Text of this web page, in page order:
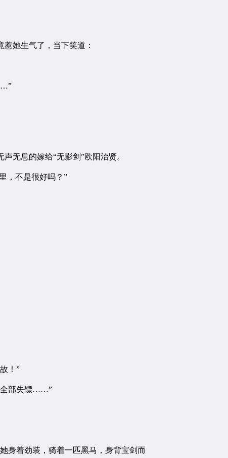
她生气了，当下笑道：
无息的嫁给“无影剑”欧阳治贤。
，不是很好吗？”
！”
全部失镖……”
身着劲装，骑着一匹黑马，身背宝剑而